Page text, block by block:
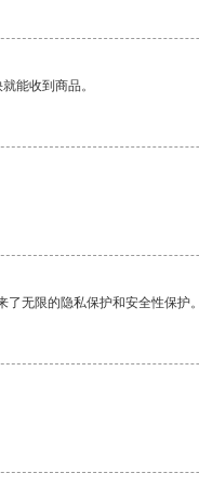
能收到商品。
了无限的隐私保护和安全性保护